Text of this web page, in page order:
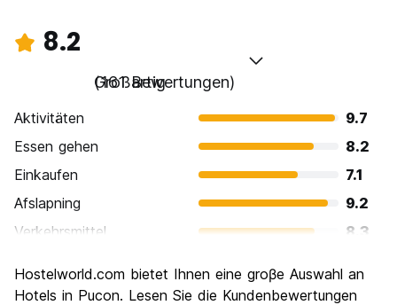
8.2
Großartig
(161 Bewertungen)
Aktivitäten
9.7
Essen gehen
8.2
Einkaufen
7.1
Afslapning
9.2
Verkehrsmittel
8.3
Kultur
7.3
Hostelworld.com bietet Ihnen eine groβe Auswahl an
Hotels in Pucon. Lesen Sie die Kundenbewertungen